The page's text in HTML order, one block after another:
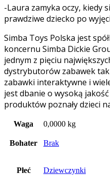
-Laura zamyka oczy, kiedy
prawdziwe dziecko po
Simba Toys Polska jest
koncernu Simba Dickie
jednym z pięciu
dystrybutorów zabawek
zabawki interaktywne i
jest dbanie o wysoką
produktów poznały dzieci
Waga 0,0000 kg
Bohater Brak
Płeć Dziewczynki